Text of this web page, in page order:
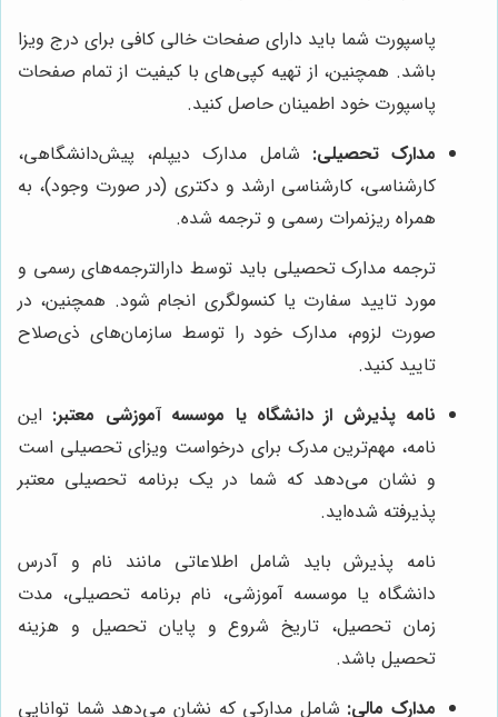
پاسپورت شما باید دارای صفحات خالی کافی برای درج ویزا
باشد. همچنین، از تهیه کپی‌های با کیفیت از تمام صفحات
پاسپورت خود اطمینان حاصل کنید.
مدارک تحصیلی: شامل مدارک دیپلم، پیش‌دانشگاهی،
کارشناسی، کارشناسی ارشد و دکتری (در صورت وجود)، به
همراه ریزنمرات رسمی و ترجمه شده.
ترجمه مدارک تحصیلی باید توسط دارالترجمه‌های رسمی و
مورد تایید سفارت یا کنسولگری انجام شود. همچنین، در
صورت لزوم، مدارک خود را توسط سازمان‌های ذی‌صلاح
تایید کنید.
نامه پذیرش از دانشگاه یا موسسه آموزشی معتبر: این
نامه، مهم‌ترین مدرک برای درخواست ویزای تحصیلی است
و نشان می‌دهد که شما در یک برنامه تحصیلی معتبر
پذیرفته شده‌اید.
نامه پذیرش باید شامل اطلاعاتی مانند نام و آدرس
دانشگاه یا موسسه آموزشی، نام برنامه تحصیلی، مدت
زمان تحصیل، تاریخ شروع و پایان تحصیل و هزینه
تحصیل باشد.
مدارک مالی: شامل مدارکی که نشان می‌دهد شما توانایی